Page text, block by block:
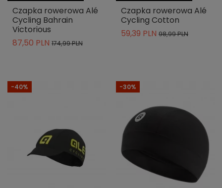
Czapka rowerowa Alé
Cycling Bahrain
Victorious
87,50 PLN 174,99 PLN
Czapka rowerowa Alé
Cycling Cotton
59,39 PLN 98,99 PLN
-40% -30%